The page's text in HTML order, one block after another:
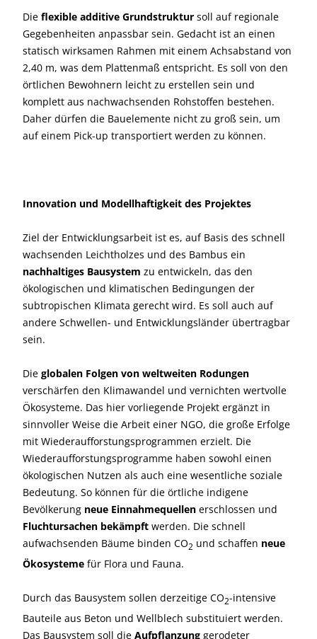
Die flexible additive Grundstruktur soll auf regionale
Gegebenheiten anpassbar sein. Gedacht ist an einen
statisch wirksamen Rahmen mit einem Achsabstand von
2,40 m, was dem Plattenmaß entspricht. Es soll von den
örtlichen Bewohnern leicht zu erstellen sein und
komplett aus nachwachsenden Rohstoffen bestehen.
Daher dürfen die Bauelemente nicht zu groß sein, um
auf einem Pick-up transportiert werden zu können.
Innovation und Modellhaftigkeit des Projektes
Ziel der Entwicklungsarbeit ist es, auf Basis des schnell
wachsenden Leichtholzes und des Bambus ein
nachhaltiges Bausystem zu entwickeln, das den
ökologischen und klimatischen Bedingungen der
subtropischen Klimata gerecht wird. Es soll auch auf
andere Schwellen- und Entwicklungsländer übertragbar
sein.
Die globalen Folgen von weltweiten Rodungen
verschärfen den Klimawandel und vernichten wertvolle
Ökosysteme. Das hier vorliegende Projekt ergänzt in
sinnvoller Weise die Arbeit einer NGO, die große Erfolge
mit Wiederaufforstungsprogrammen erzielt. Die
Wiederaufforstungsprogramme haben sowohl einen
ökologischen Nutzen als auch eine wesentliche soziale
Bedeutung. So können für die örtliche indigene
Bevölkerung neue Einnahmequellen erschlossen und
Fluchtursachen bekämpft werden. Die schnell
aufwachsenden Bäume binden CO2 und schaffen neue
Ökosysteme für Flora und Fauna.
Durch das Bausystem sollen derzeitige CO2-intensive
Bauteile aus Beton und Wellblech substituiert werden.
Das Bausystem soll die Aufpflanzung gerodeter